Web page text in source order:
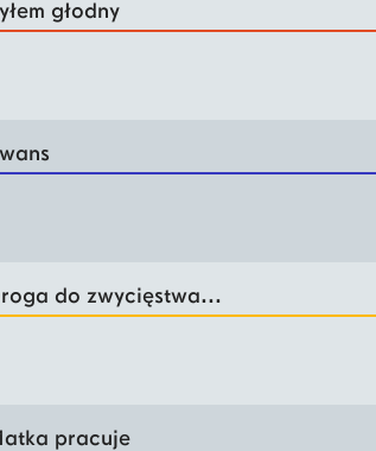
głodny
do zwycięstwa...
pracuje